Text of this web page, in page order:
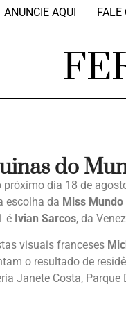
ANUNCIE AQUI FALE
do
próximo dia 18 de
escolha da Miss Mundo
é Ivian Sarcos, da
visuais franceses
o resultado de
Janete Costa,